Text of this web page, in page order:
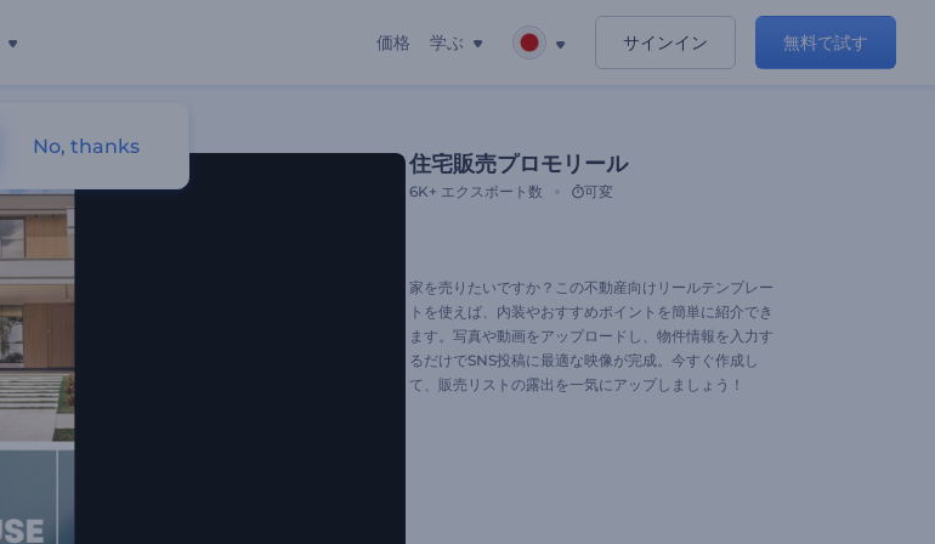
価格 学ぶ サインイン 無料で試す
住宅販売プロモリール
6K+ エクスポート数 可変
家を売りたいですか？この不動産向けリールテンプレー
トを使えば、内装やおすすめポイントを簡単に紹介でき
ます。写真や動画をアップロードし、物件情報を入力す
るだけでSNS投稿に最適な映像が完成。今すぐ作成し
て、販売リストの露出を一気にアップしましょう！
No, thanks